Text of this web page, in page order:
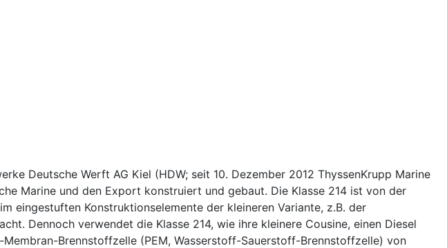
Deutsche Werft AG Kiel (HDW; seit 10. Dezember 2012 ThyssenKrupp Marine
Marine und den Export konstruiert und gebaut. Die Klasse 214 ist von der
eingestuften Konstruktionselemente der kleineren Variante, z.B. der
Dennoch verwendet die Klasse 214, wie ihre kleinere Cousine, einen Diesel
Brennstoffzelle (PEM, Wasserstoff-Sauerstoff-Brennstoffzelle) von